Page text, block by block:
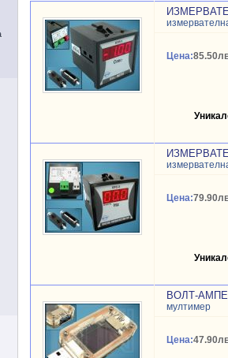
Цена:
Цена:
ВОЛТ-
мултимер
Цена: